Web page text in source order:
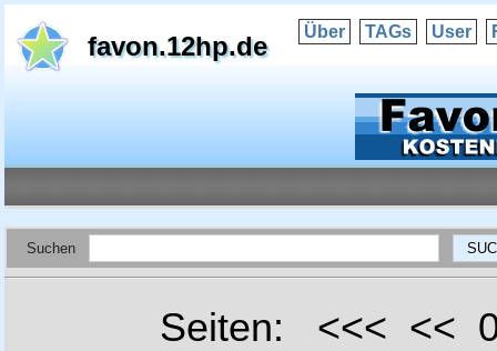
favon.12hp.de Über TAGs User
Suchen
Seiten: <<< <<